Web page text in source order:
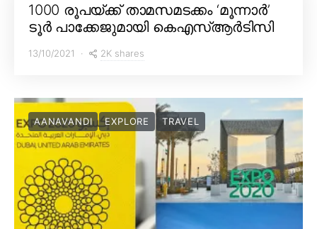
1000 രൂപയ്ക്ക് താമസമടക്കം ‘മൂന്നാർ’
ടൂർ പാക്കേജുമായി കെഎസ്ആർടിസി
13/10/2021 2K shares
AANAVANDI EXPLORE TRAVEL